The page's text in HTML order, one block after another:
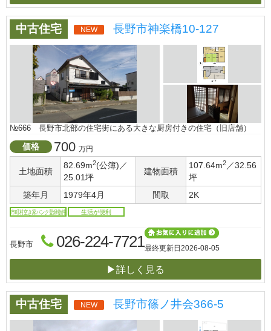
中古住宅 NEW 長野市神楽橋10-127
№666 長野市北部の住宅街にある大きな厨房付きの住宅（旧店舗）
価格 700 万円
土地面積
82.69m2(公簿)／
25.01坪
建物面積
107.64m2 ／32.56
坪
築年月
1979年4月 間取 2K
市町村空き家バンク登録物件 生活が便利
長野市 026-224-7721最終更新日 2026-08-05
▶詳しく見る
中古住宅 NEW 長野市篠ノ井会366-5